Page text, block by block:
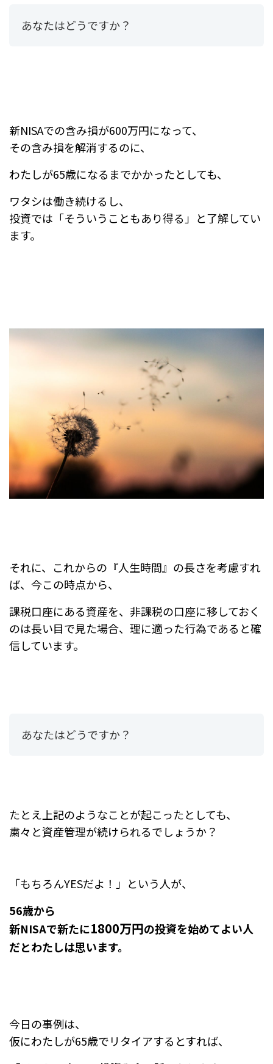
あなたはどうですか？
新NISAでの含み損が600万円になって、
その含み損を解消するのに、
わたしが65歳になるまでかかったとしても、
ワタシは働き続けるし、
投資では「そういうこともあり得る」と了解してい
ます。
それに、これからの『人生時間』の長さを考慮すれ
ば、今この時点から、
課税口座にある資産を、非課税の口座に移しておく
のは長い目で見た場合、理に適った行為であると確
信しています。
あなたはどうですか？
たとえ上記のようなことが起こったとしても、
粛々と資産管理が続けられるでしょうか？
「もちろんYESだよ！」という人が、
56歳から
新NISAで新たに1800万円の投資を始めてよい人
だとわたしは思います。
今日の事例は、
仮にわたしが65歳でリタイアするとすれば、